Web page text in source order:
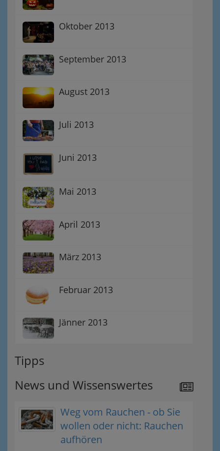
Oktober 2013
September 2013
August 2013
Juli 2013
Juni 2013
Mai 2013
April 2013
März 2013
Februar 2013
Jänner 2013
Tipps
News und Wissenswertes
Weg vom Rauchen - ob Sie
wollen oder nicht: Rauchen
aufhören